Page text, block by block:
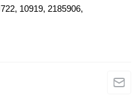
10919, 2185906,